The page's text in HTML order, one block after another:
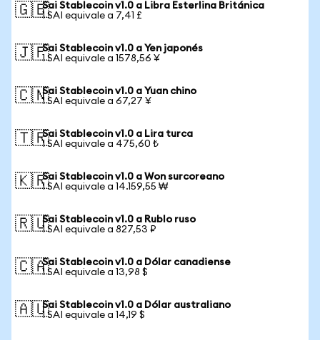
🇬🇧Sai Stablecoin v1.0 a Libra Esterlina Británica
1 SAI equivale a 7,41 £
🇯🇵Sai Stablecoin v1.0 a Yen japonés
1 SAI equivale a 1578,56 ¥
🇨🇳Sai Stablecoin v1.0 a Yuan chino
1 SAI equivale a 67,27 ¥
🇹🇷Sai Stablecoin v1.0 a Lira turca
1 SAI equivale a 475,60 ₺
🇰🇷Sai Stablecoin v1.0 a Won surcoreano
1 SAI equivale a 14.159,55 ₩
🇷🇺Sai Stablecoin v1.0 a Rublo ruso
1 SAI equivale a 827,53 ₽
🇨🇦Sai Stablecoin v1.0 a Dólar canadiense
1 SAI equivale a 13,98 $
🇦🇺Sai Stablecoin v1.0 a Dólar australiano
1 SAI equivale a 14,19 $